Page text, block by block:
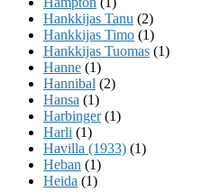
Hankkijas Tanu (2)
Hankkijas Timo (1)
Hankkijas Tuomas (1)
Hanne (1)
Hannibal (2)
Hansa (1)
Harbinger(1)
Harli (1)
Havilla (1933) (1)
Heban (1)
Heida (1)